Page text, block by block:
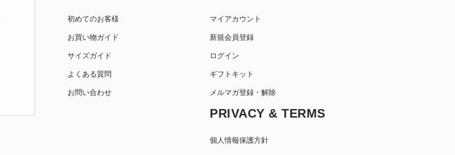
初めてのお客様
お買い物ガイド
サイズガイド
よくある質問
お問い合わせ
マイアカウント
新規会員登録
ログイン
ギフトキット
メルマガ登録・解除
PRIVACY & TERMS
個人情報保護方針